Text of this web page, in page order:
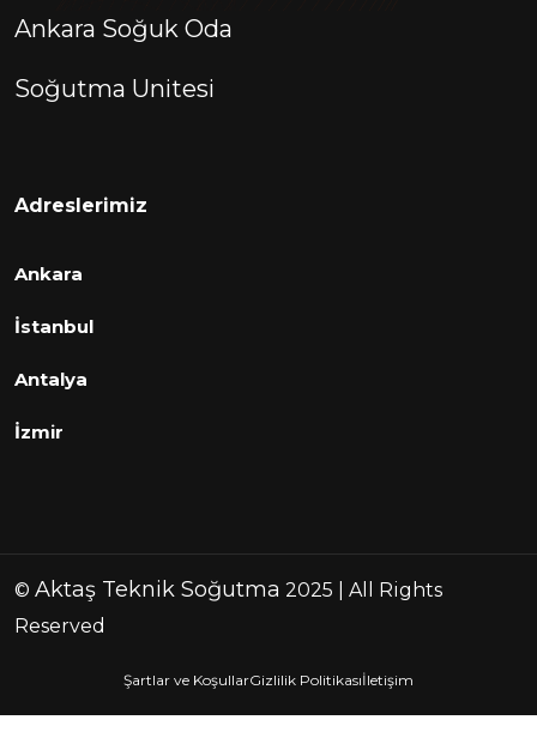
Ankara Soğuk Oda
Soğutma Unitesi
Adreslerimiz
Ankara
İstanbul
Antalya
İzmir
© Aktaş Teknik Soğutma 2025 | All Rights
Reserved
Şartlar ve KoşullarGizlilik Politikasıİletişim